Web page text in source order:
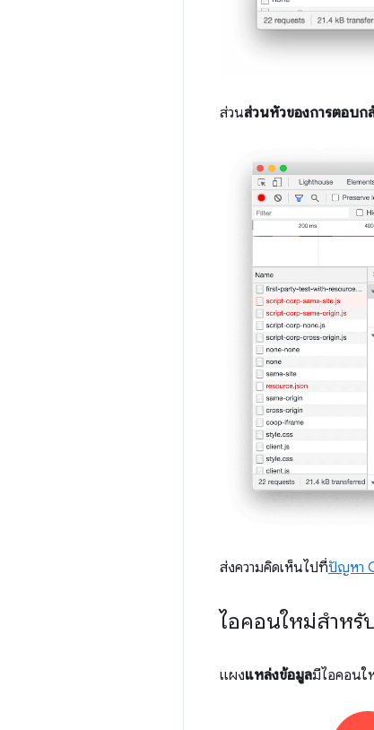
ส่วนส่วนหัวของการตอบก
ส่งความคิดเห็นไปที่ปัญหา
ไอคอนใหม่สำห
แผงแหล่งข้อมูลมีไอคอนใ